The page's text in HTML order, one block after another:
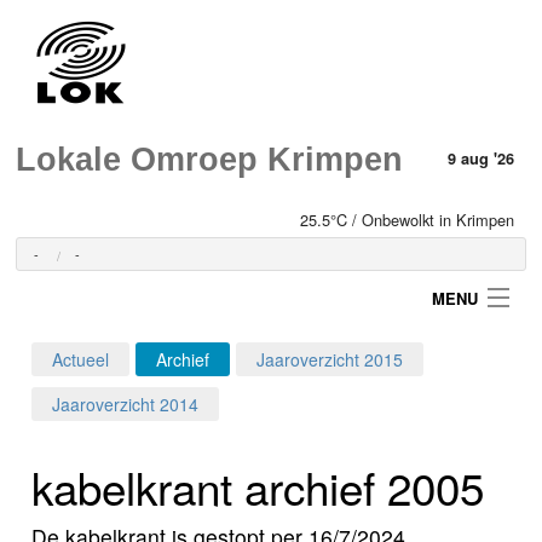
Lokale Omroep Krimpen 9 aug '26
25.5°C / Onbewolkt in Krimpen
- -
MENU
Programma's
Actueel Archief
Jaaroverzicht 2015
Jaaroverzicht 2014
kabelkrant archief 2005